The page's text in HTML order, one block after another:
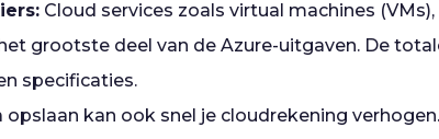
Cloud services zoals virtual machines
grootste deel van de Azure-uitgaven. De
specificaties.
opslaan kan ook snel je cloudrekening